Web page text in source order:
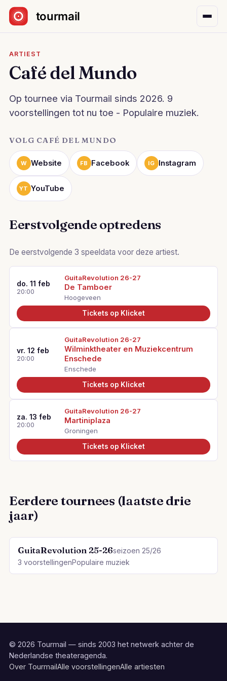
Sla navigatie over
ARTIEST
Café del Mundo
Op tournee via Tourmail sinds 2026. 9
voorstellingen tot nu toe - Populaire muziek.
VOLG CAFÉ DEL MUNDO
W Website FB Facebook IG Instagram
YT YouTube
Eerstvolgende optredens
De eerstvolgende 3 speeldata voor deze artiest.
do. 11 feb
20:00
GuitaRevolution 26-27
De Tamboer
Hoogeveen
Tickets op Klicket
vr. 12 feb
20:00
GuitaRevolution 26-27
Wilminktheater en Muziekcentrum
Enschede
Enschede
Tickets op Klicket
za. 13 feb
20:00
GuitaRevolution 26-27
Martiniplaza
Groningen
Tickets op Klicket
Eerdere tournees (laatste drie
jaar)
GuitaRevolution 25-26seizoen 25/26
3 voorstellingenPopulaire muziek
© 2026 Tourmail — sinds 2003 het netwerk achter de
Nederlandse theateragenda.
Over TourmailAlle voorstellingenAlle artiesten